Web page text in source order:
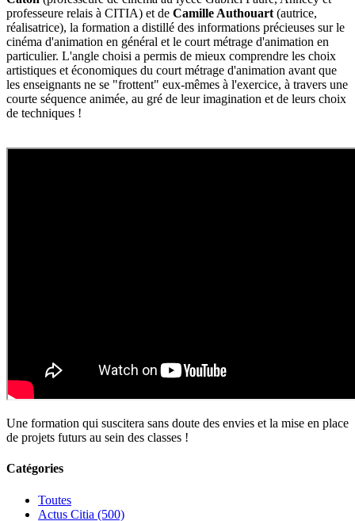
professeure relais à CITIA) et de Camille Authouart (autrice,
réalisatrice), la formation a distillé des informations précieuses sur le
cinéma d'animation en général et le court métrage d'animation en
particulier. L'angle choisi a permis de mieux comprendre les choix
artistiques et économiques du court métrage d'animation avant que
les enseignants ne se "frottent" eux-mêmes à l'exercice, à travers une
courte séquence animée, au gré de leur imagination et de leurs choix
de techniques !
Une formation qui suscitera sans doute des envies et la mise en place
de projets futurs au sein des classes !
Catégories
Toutes
Actus Citia (500)